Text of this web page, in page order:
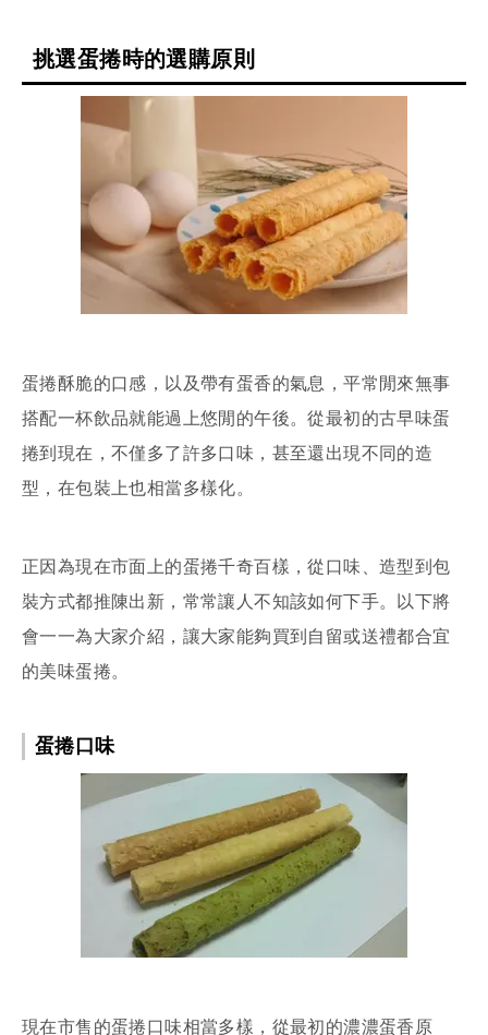
挑選蛋捲時的選購原則
蛋捲酥脆的口感，以及帶有蛋香的氣息，平常閒來無事
搭配一杯飲品就能過上悠閒的午後。從最初的古早味蛋
捲到現在，不僅多了許多口味，甚至還出現不同的造
型，在包裝上也相當多樣化。
正因為現在市面上的蛋捲千奇百樣，從口味、造型到包
裝方式都推陳出新，常常讓人不知該如何下手。以下將
會一一為大家介紹，讓大家能夠買到自留或送禮都合宜
的美味蛋捲。
蛋捲口味
現在市售的蛋捲口味相當多樣，從最初的濃濃蛋香原